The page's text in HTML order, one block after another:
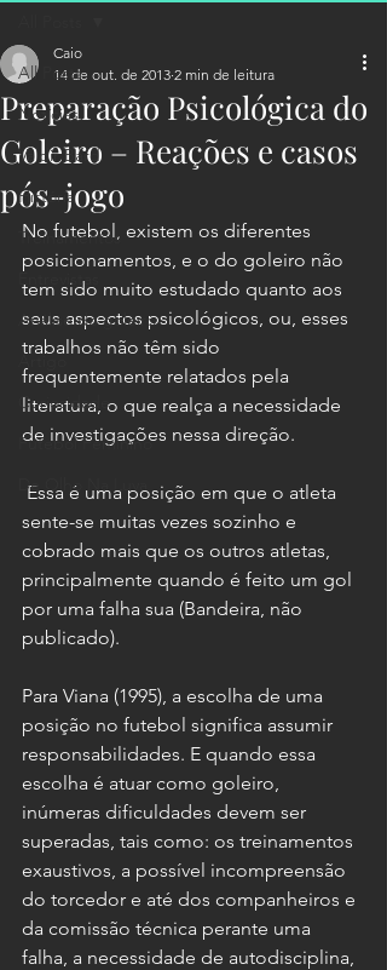
All Posts
Notícias
Valdir Bardi
História
Treinamentos
Entrevistas
Análise do goleiro
Artigo
Curiosidade
Futebol Feminino
De Olho Na Luva
Preparação Psicológica do
Goleiro – Reações e casos
pós-jogo
Caio
14 de out. de 2013 2 min de leitura
No futebol, existem os diferentes
posicionamentos, e o do goleiro não
tem sido muito estudado quanto aos
seus aspectos psicológicos, ou, esses
trabalhos não têm sido
frequentemente relatados pela
literatura, o que realça a necessidade
de investigações nessa direção.
sente-se muitas vezes sozinho e
cobrado mais que os outros atletas,
principalmente quando é feito um gol
por uma falha sua (Bandeira, não
publicado).
Para Viana (1995), a escolha de uma
posição no futebol significa assumir
responsabilidades. E quando essa
escolha é atuar como goleiro,
inúmeras dificuldades devem ser
superadas, tais como: os treinamentos
exaustivos, a possível incompreensão
do torcedor e até dos companheiros e
da comissão técnica perante uma
falha, a necessidade de autodisciplina,